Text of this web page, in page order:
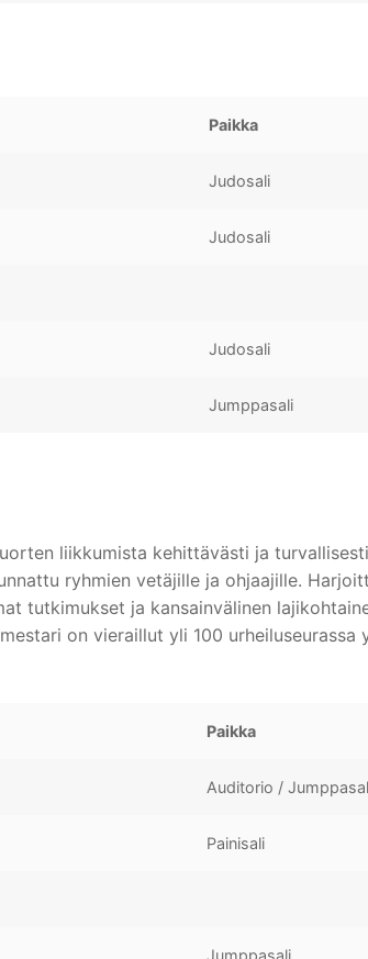
Paikka
Judosali
Judosali
Judosali
Jumppasali
liikkumista kehittävästi ja
ryhmien vetäjille ja ohjaajille.
tutkimukset ja kansainvälinen
on vieraillut yli 100 urheiluseurassa
Paikka
Auditorio /
Painisali
Jumppasali